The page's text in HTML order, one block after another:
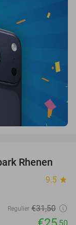
19%
Rhenen
9.5 star
Regulier €31,50